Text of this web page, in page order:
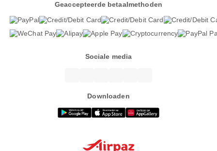
Geaccepteerde betaalmethoden
Sociale media
Downloaden